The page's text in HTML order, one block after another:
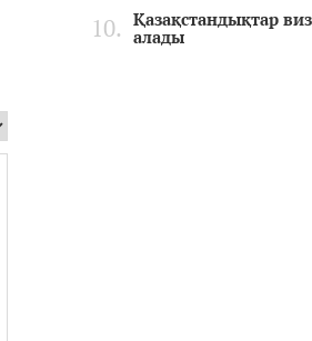
Қазақстандықтар
алады